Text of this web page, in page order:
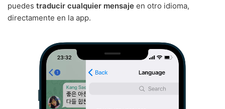
puedes traducir cualquier mensaje en otro idioma,
directamente en la app.